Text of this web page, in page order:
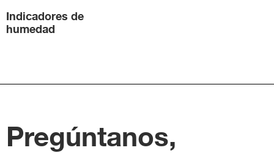
Indicadores de
humedad
Pregúntanos,